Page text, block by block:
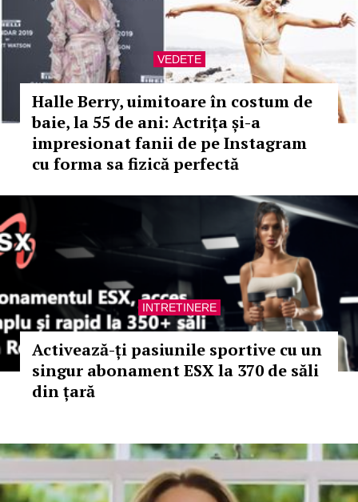
VEDETE
Halle Berry, uimitoare în costum de
baie, la 55 de ani: Actrița și-a
impresionat fanii de pe Instagram
cu forma sa fizică perfectă
INTRETINERE
Activează-ți pasiunile sportive cu un
singur abonament ESX la 370 de săli
din țară